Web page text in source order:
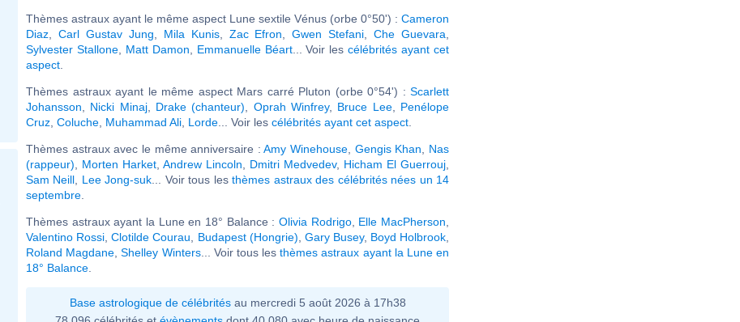
Thèmes astraux ayant le même aspect Lune sextile Vénus (orbe 0°50') : Cameron
Diaz
Carl Gustav Jung Mila Kunis, Zac Efron ,Gwen Stefani ,Che Guevara
Sylvester Stallone, Matt Damon Emmanuelle Béart... Voir lescélébrités ayant cet
aspect
Thèmes astraux ayant le même aspect Mars carré Pluton (orbe 0°54') : Scarlett
Johansson
Nicki Minaj, Drake (chanteur) Oprah Winfrey, Bruce Lee, Penélope
Cruz Coluche Muhammad Ali Lorde ... Voir les célébrités ayant cet aspect
Thèmes astraux avec le même anniversaire :Amy Winehouse Gengis Khan
Nas
(rappeur)
Morten Harket Andrew Lincoln Dmitri Medvedev, Hicham El Guerrouj
Sam Neill
Lee Jong-suk ... Voir tous lesthèmes astraux des célébrités nées un 14
septembre
Thèmes astraux ayant la Lune en 18° Balance : Olivia Rodrigo, Elle MacPherson
Valentino Rossi ,Clotilde Courau Budapest (Hongrie) Gary Busey, Boyd Holbrook
Roland Magdane ,Shelley Winters... Voir tous lesthèmes astraux ayant la Lune en
18° Balance
Base astrologique de célébritésau mercredi 5 août 2026 à 17h38